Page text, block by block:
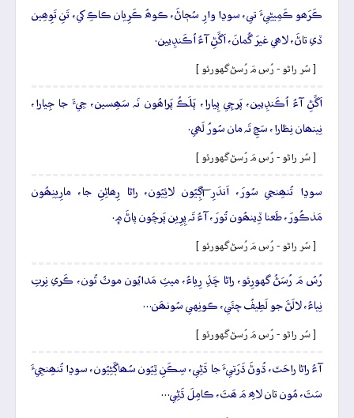
ڪَرَھو ڪَمِيڻِيءَ تي، سوڍا وارِ سُڄاڻَ، ڪوھُ ڪَرِيان ڪاڪِ کي، تَنِ تَوِھِين
ڏي تاڻَ، لاھي غيرَ گُمانَ، اَڱَڻِ آءُ اُڪَنڊِيين.
[ سُر راڻو - رُس مَ رُسڻ گهورئو ]
اَڱَڻِ آءُ اُڪَنڊِيين، پَرچِي پِيارا، پَلَڪُ پَراھُون نَہ سَھِسين، جِيءَ جا جِيارا،
نِينھان نِظارا، سَڃِ تَہ مان سُورُ لَھي.
[ سُر راڻو - رُس مَ رُسڻ گهورئو ]
سوڍا تُنھِنجي سُورَ، اَندَرِ آڳِيُون لائِيُون، راڻا رِھاڻِنِ جا، مارِينِھُون
مَذڪُورَ، طَعنا ڏِينھُون تُورَ، آءُ تَہ پِرِين پَرچُون پاڻَ ۾.
[ سُر راڻو - رُس مَ رُسڻ گهورئو ]
رُسُ مَ رُسَڻُ گهورِئو، راڻا ڇَڏِ رِياءُ، ميٽِ مَدايُون موٽُ تُون، ڪَري نِرتِ
نِياءُ، لالَڻَ جو لَطِيفُ چئَي، ڪونِهي سُونھَن…
[ سُر راڻو - رُس مَ رُسڻ گهورئو ]
آءُ راڻا راحَتَ، ڌُوڻَ ڌَرَتيءَ جا ڌَڻِي، سِڪَنِ ٿِيُون سُھاڳَڻِيُون، سوڍا تُنھِنجِيءَ
سَٿَ، مُون تان لاھِ مَ ھَٿَ، ڪامِلَ ڌَڻِي…